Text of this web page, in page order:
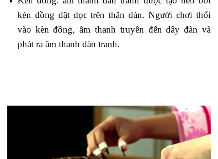
kèn đồng đặt dọc trên thân đàn. Người chơi thổi
vào kèn đồng, âm thanh truyền đến dây đàn và
phát ra âm thanh đàn tranh.